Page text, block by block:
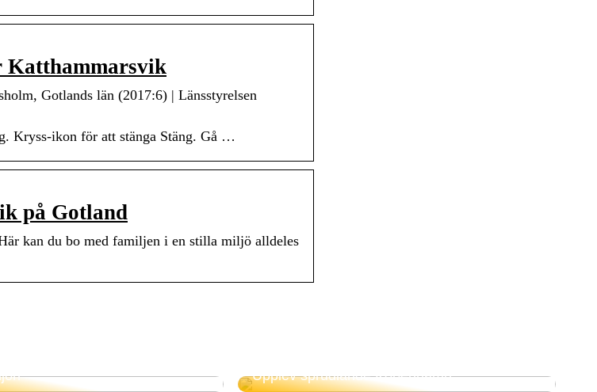
Katthammarsvik
Gotlands län (2017:6) | Länsstyrelsen
Kryss-ikon för att stänga Stäng. Gå …
på Gotland
kan du bo med familjen i en stilla miljö alldeles
Upplev sprudlande Köpenhamn